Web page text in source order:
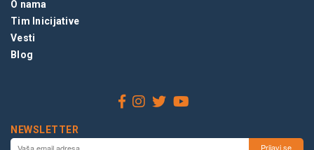
O nama
Tim Inicijative
Vesti
Blog
NEWSLETTER